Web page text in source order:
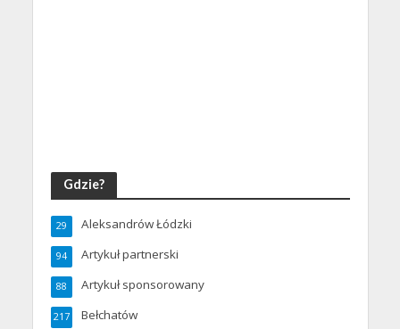
Gdzie?
Aleksandrów Łódzki
29
Artykuł partnerski
94
Artykuł sponsorowany
88
Bełchatów
217